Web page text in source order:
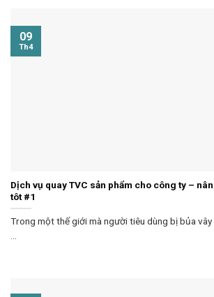
Dịch vụ quay TVC sản phẩm cho công ty –
tôt #1
Trong một thế giới mà người tiêu dùng bị bủa vây
09
Th4